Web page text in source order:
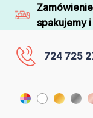
spakujemy
724 725